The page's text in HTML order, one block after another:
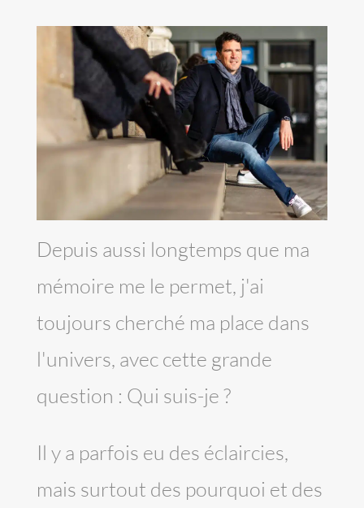
Depuis aussi longtemps que ma
mémoire me le permet, j'ai
toujours cherché ma place dans
l'univers, avec cette grande
question : Qui suis-je ?
Il y a parfois eu des éclaircies,
mais surtout des pourquoi et des